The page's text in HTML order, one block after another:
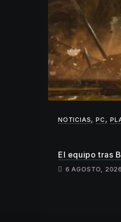
NOTICIAS,PC,
El equipo tras
6 AGOSTO, 2026